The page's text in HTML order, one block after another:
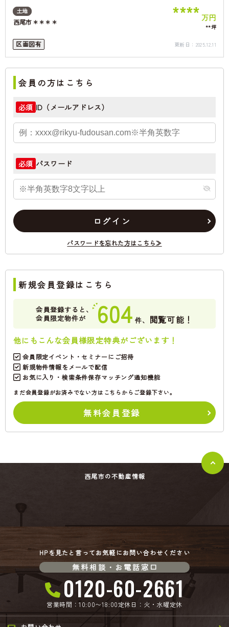
土地
西尾市＊＊＊＊ **** 万円
**坪
区画図有 更新日： 2025.12.11
会員の方はこちら
必須 ID（メールアドレス）
必須 パスワード
ログイン
パスワードを忘れた方はこちら≫
新規会員登録はこちら
会員登録すると、
会員限定物件が
604 件、 閲覧可能！
他にもこんな会員様限定特典がございます！
会員限定イベント・セミナーにご招待
新規物件情報をメールで配信
お気に入り・検索条件保存マッチング通知機能
まだ会員登録がお済みでない方はこちらからご登録下さい。
無料会員登録
西尾市の不動産情報
HPを見たと言ってお気軽にお問い合わせください
無料相談・お電話窓口
0120-60-2661
営業時間：10:00〜18:00定休日：火・水曜定休